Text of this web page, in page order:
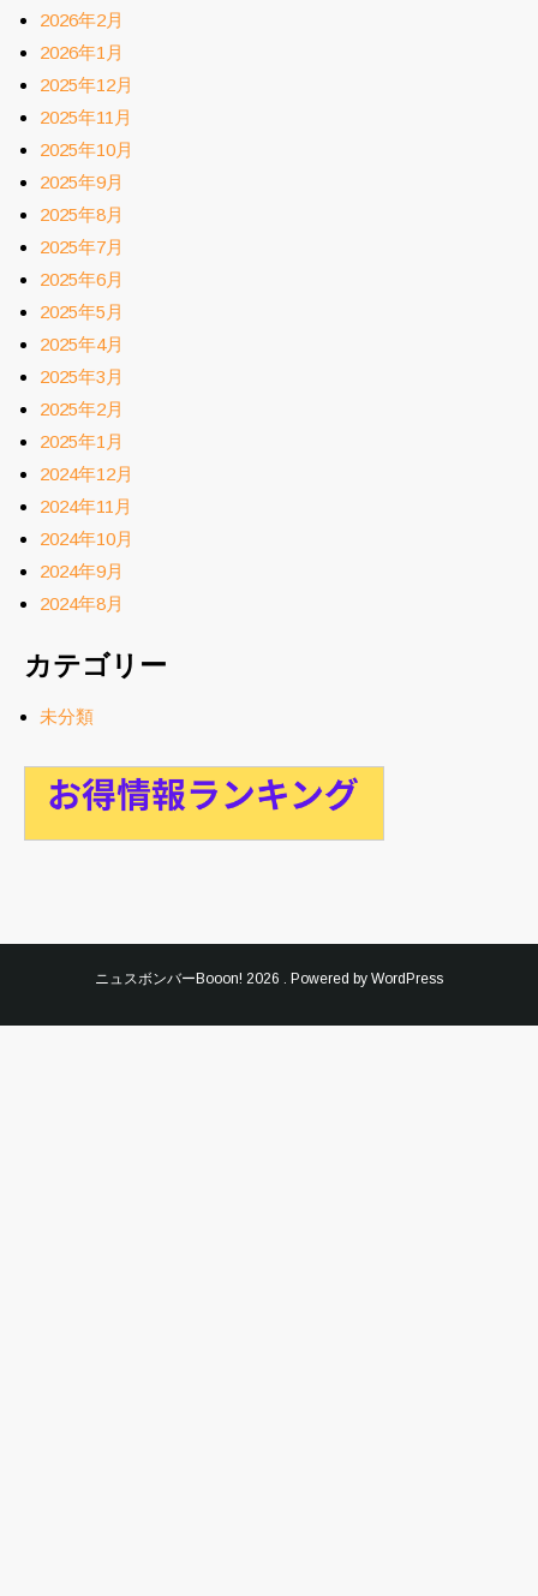
2026年2月
2026年1月
2025年12月
2025年11月
2025年10月
2025年9月
2025年8月
2025年7月
2025年6月
2025年5月
2025年4月
2025年3月
2025年2月
2025年1月
2024年12月
2024年11月
2024年10月
2024年9月
2024年8月
カテゴリー
未分類
ニュスボンバーBooon! 2026 . Powered by WordPress